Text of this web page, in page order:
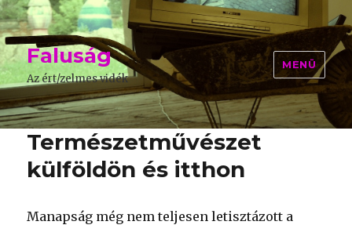
Faluság
Az ért/zelmes vidék
MENÜ
Természetművészet
külföldön és itthon
Manapság még nem teljesen letisztázott a